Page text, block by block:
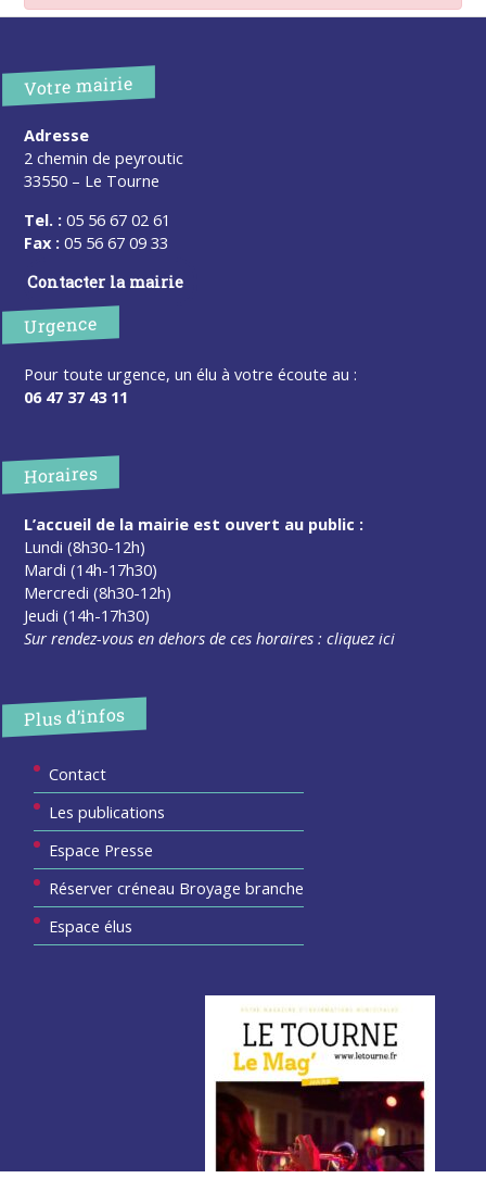
Votre mairie
Adresse
2 chemin de peyroutic
33550 – Le Tourne
Tel. : 05 56 67 02 61
Fax : 05 56 67 09 33
Contacter la mairie
Urgence
Pour toute urgence, un élu à votre écoute au :
06 47 37 43 11
Horaires
L’accueil de la mairie est ouvert au public :
Lundi (8h30-12h)
Mardi (14h-17h30)
Mercredi (8h30-12h)
Jeudi (14h-17h30)
Sur rendez-vous en dehors de ces horaires :cliquez ici
Plus d’infos
Contact
Les publications
Espace Presse
Réserver créneau Broyage branche
Espace élus